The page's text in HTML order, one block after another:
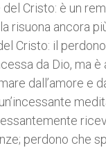
Cristo: è un
risuona ancora
Cristo: il
da Dio, ma
dall’amore e
perdono che